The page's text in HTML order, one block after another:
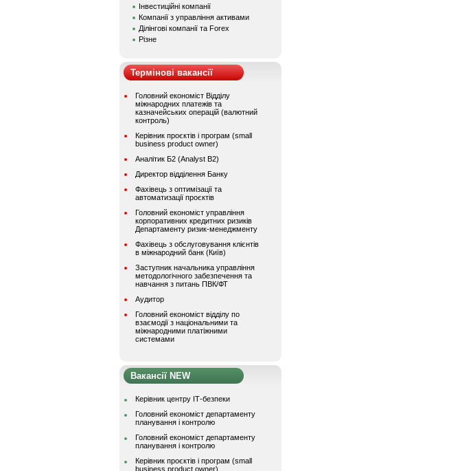
Інвестиційні компанії
Компанії з управління активами
Ділінгові компанії та Forex
Різне
Термінові вакансії
Головний економіст Відділу
міжнародних платежів та
казначейських операцій (валютний
контроль)
Керівник проєктів і програм (small
business product owner)
Аналітик Б2 (Analyst B2)
Директор відділення Банку
Фахівець з оптимізації та
автоматизації проєктів
Головний економіст управління
корпоративних кредитних ризиків
Департаменту ризик-менеджменту
Фахівець з обслуговування клієнтів
в міжнародний банк (Київ)
Заступник начальника управління
методологічного забезпечення та
навчання з питань ПВК/ФТ
Аудитор
Головний економіст відділу по
взаємодії з національними та
міжнародними платіжними
системами
Вакансії NEW
Керівник центру ІТ-безпеки
Головний економіст департаменту
планування і контролю
Головний економіст департаменту
планування і контролю
Керівник проєктів і програм (small
business product owner)